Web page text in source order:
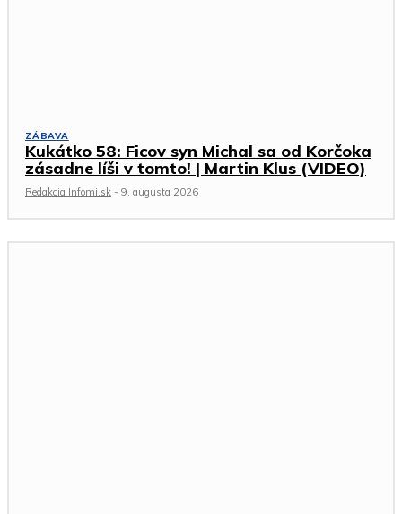
ZÁBAVA
Kukátko 58: Ficov syn Michal sa od Korčoka
zásadne líši v tomto! | Martin Klus (VIDEO)
Redakcia Infomi.sk - 9. augusta 2026